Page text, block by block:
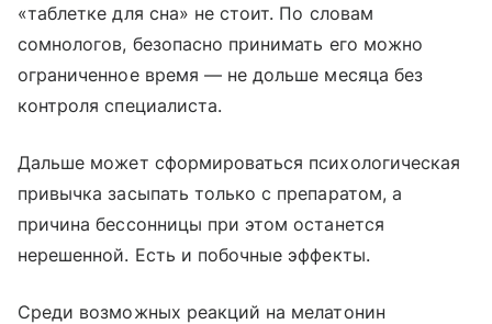
«таблетке для сна» не стоит. По словам
сомнологов, безопасно принимать его можно
ограниченное время — не дольше месяца без
контроля специалиста.
Дальше может сформироваться психологическая
привычка засыпать только с препаратом, а
причина бессонницы при этом останется
нерешенной. Есть и побочные эффекты.
Среди возможных реакций на мелатонин